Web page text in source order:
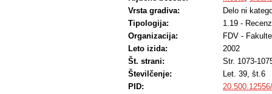
Vrsta gradiva:
Delo ni
Tipologija:
1.19 -
Organizacija:
FDV -
Leto izida:
2002
Št. strani:
Str. 1073-
Številčenje:
Let. 39, št.6
PID: